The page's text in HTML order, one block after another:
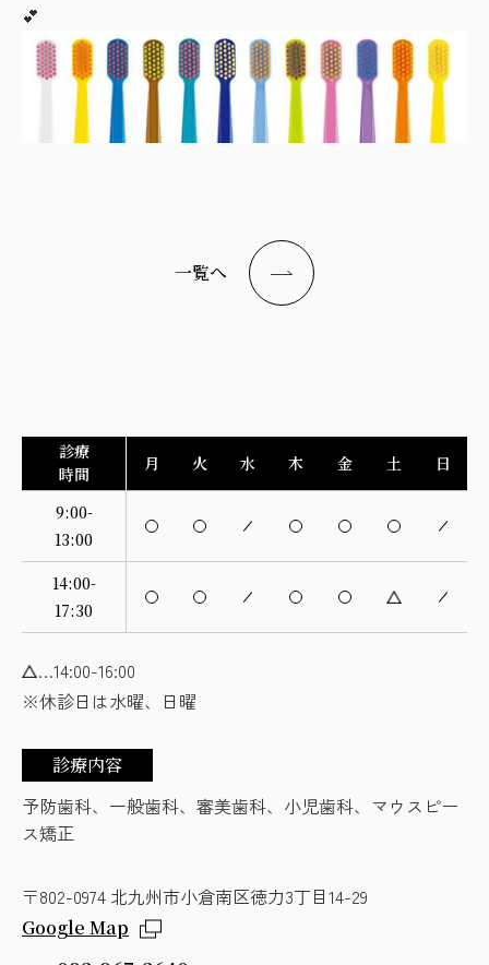
💕
一覧へ
診療
時間
月 火 水 木 金 土 日
9:00-
13:00
14:00-
17:30
…14:00-16:00
※休診日は水曜、日曜
診療内容
予防歯科、一般歯科、審美歯科、小児歯科、マウスピー
ス矯正
〒802-0974 北九州市小倉南区徳力3丁目14-29
Google Map